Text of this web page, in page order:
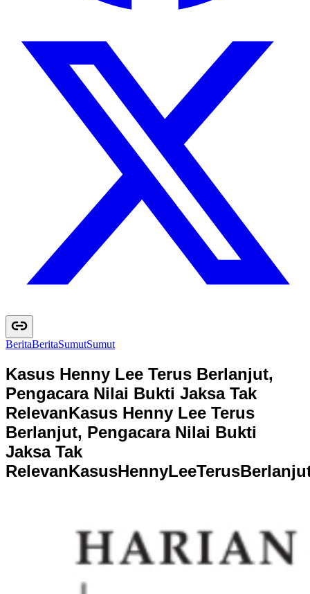
BeritaBeritaSumutSumut
Kasus Henny Lee Terus Berlanjut,
Pengacara Nilai Bukti Jaksa Tak
RelevanKasus Henny Lee Terus
Berlanjut, Pengacara Nilai Bukti
Jaksa Tak
RelevanKasusHennyLeeTerusBerlanju